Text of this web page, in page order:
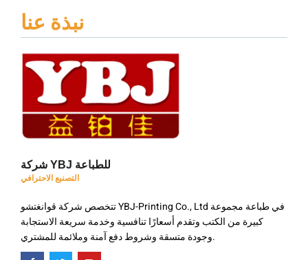
نبذة عنا
شركة YBJ للطباعة
التصنيع الاحترافي
تتخصص شركة قوانغتشو YBJ-Printing Co., Ltd في طباعة مجموعة
كبيرة من الكتب وتقدم أسعارًا تنافسية وخدمة سريعة الاستجابة
وجودة متسقة وشروط دفع آمنة وملائمة للمشتري.